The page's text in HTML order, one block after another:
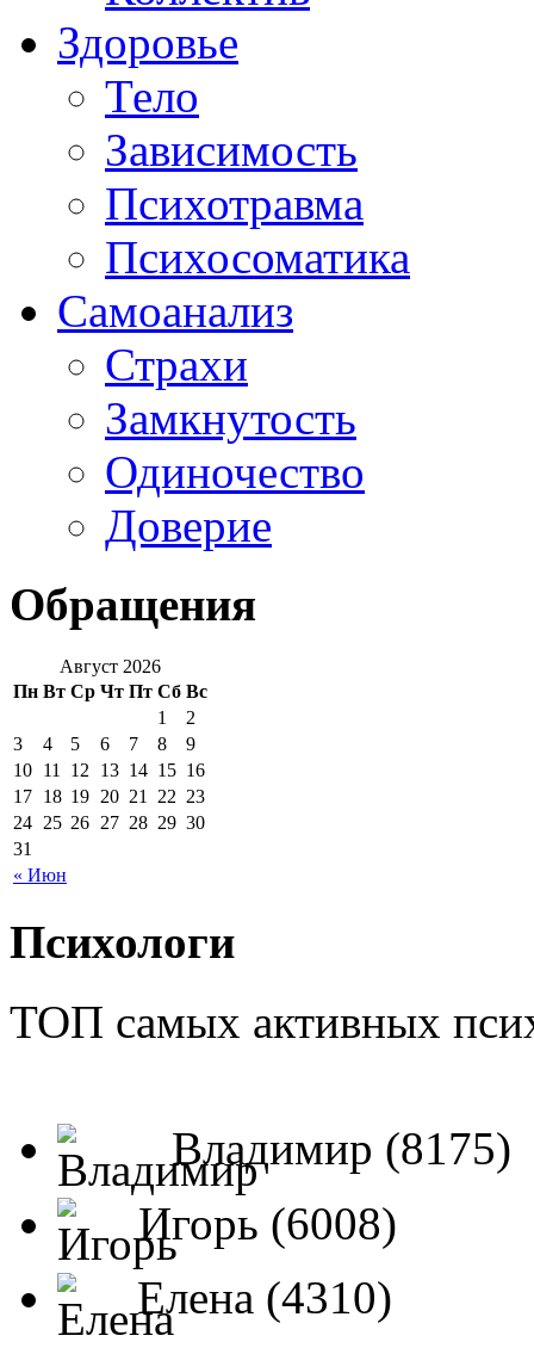
Здоровье
Тело
Зависимость
Психотравма
Психосоматика
Самоанализ
Страхи
Замкнутость
Одиночество
Доверие
Обращения
Август 2026
Пн Вт Ср Чт Пт Сб Вс
« Июн
1
2
3
4 5 6 7 8
9
10 11 12 13 14 15 16
17 18 19 20 21 22 23
24 25 26 27 28 29 30
31
Психологи
ТОП самых активных
Владимир (8175)
Игорь (6008)
Елена (4310)